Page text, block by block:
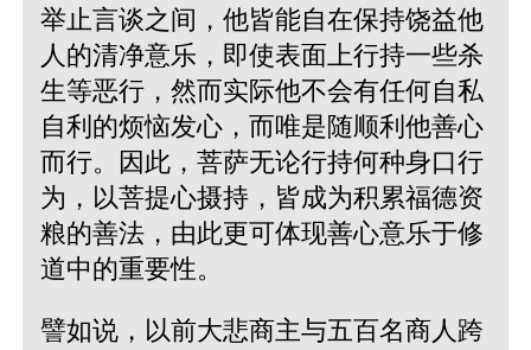
举止言谈之间，他皆能自在保持饶益他
人的清净意乐，即使表面上行持一些杀
生等恶行，然而实际他不会有任何自私
自利的烦恼发心，而唯是随顺利他善心
而行。因此，菩萨无论行持何种身口行
为，以菩提心摄持，皆成为积累福德资
粮的善法，由此更可体现善心意乐于修
道中的重要性。
譬如说，以前大悲商主与五百名商人跨